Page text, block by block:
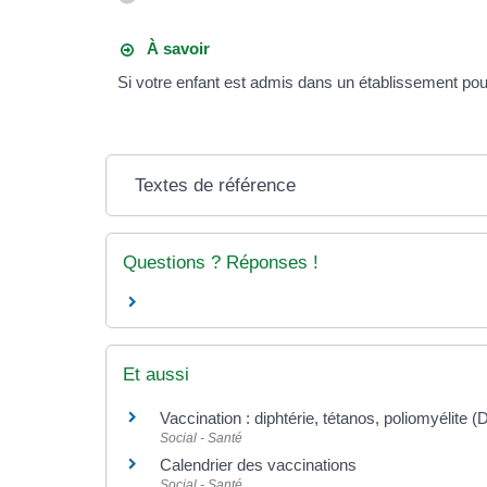
À savoir
Si votre enfant est admis dans un établissement
Textes de référence
Questions ? Réponses !
Et aussi
Vaccination : diphtérie, tétanos, poliomyélite
Social - Santé
Calendrier des vaccinations